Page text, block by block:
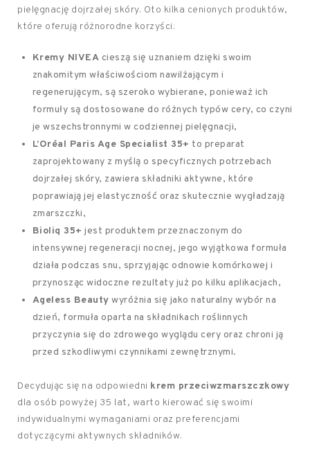
pielęgnację dojrzałej skóry. Oto kilka cenionych produktów,
które oferują różnorodne korzyści:
Kremy NIVEA cieszą się uznaniem dzięki swoim
znakomitym właściwościom nawilżającym i
regenerującym, są szeroko wybierane, ponieważ ich
formuły są dostosowane do różnych typów cery, co czyni
je wszechstronnymi w codziennej pielęgnacji,
L’Oréal Paris Age Specialist 35+ to preparat
zaprojektowany z myślą o specyficznych potrzebach
dojrzałej skóry, zawiera składniki aktywne, które
poprawiają jej elastyczność oraz skutecznie wygładzają
zmarszczki,
Bioliq 35+ jest produktem przeznaczonym do
intensywnej regeneracji nocnej, jego wyjątkowa formuła
działa podczas snu, sprzyjając odnowie komórkowej i
przynosząc widoczne rezultaty już po kilku aplikacjach,
Ageless Beauty wyróżnia się jako naturalny wybór na
dzień, formuła oparta na składnikach roślinnych
przyczynia się do zdrowego wyglądu cery oraz chroni ją
przed szkodliwymi czynnikami zewnętrznymi.
Decydując się na odpowiedni krem przeciwzmarszczkowy
dla osób powyżej 35 lat, warto kierować się swoimi
indywidualnymi wymaganiami oraz preferencjami
dotyczącymi aktywnych składników.